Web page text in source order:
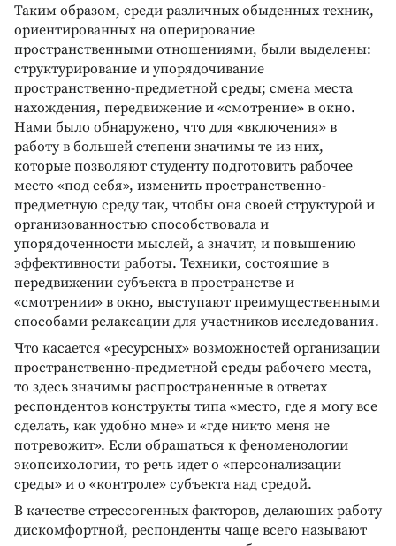
Таким образом, среди различных обыденных техник,
ориентированных на оперирование
пространственными отношениями, были выделены:
структурирование и упорядочивание
пространственно-предметной среды; смена места
нахождения, передвижение и «смотрение» в окно.
Нами было обнаружено, что для «включения» в
работу в большей степени значимы те из них,
которые позволяют студенту подготовить рабочее
место «под себя», изменить пространственно-
предметную среду так, чтобы она своей структурой и
организованностью способствовала и
упорядоченности мыслей, а значит, и повышению
эффективности работы. Техники, состоящие в
передвижении субъекта в пространстве и
«смотрении» в окно, выступают преимущественными
способами релаксации для участников исследования.
Что касается «ресурсных» возможностей организации
пространственно-предметной среды рабочего места,
то здесь значимы распространенные в ответах
респондентов конструкты типа «место, где я могу все
сделать, как удобно мне» и «где никто меня не
потревожит». Если обращаться к феноменологии
экопсихологии, то речь идет о «персонализации
среды» и о «контроле» субъекта над средой.
В качестве стрессогенных факторов, делающих работу
дискомфортной, респонденты чаще всего называют